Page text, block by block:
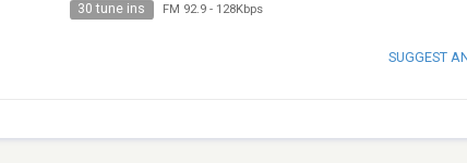
30 tune ins FM 92.9- 128Kbps
SUGGEST